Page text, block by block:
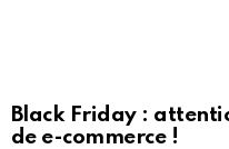
Black Friday :
de e-commerce !